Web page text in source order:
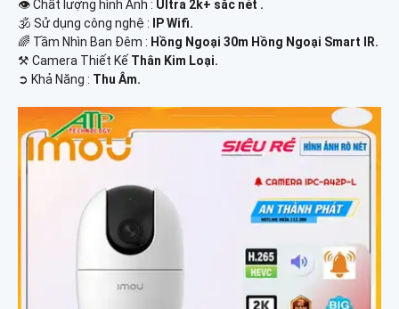
👁 Chất lượng hình Ảnh : Ultra 2k+ sắc nét .
🕉️ Sử dụng công nghệ :
IP Wifi.
🌈 Tầm Nhìn Ban Đêm : Hồng Ngoại 30m Hồng Ngoại Smart IR.
⚒ Camera Thiết Kế Thân Kim Loại.
️➲ Khả Năng : Thu Âm.